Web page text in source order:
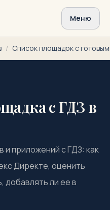
Меню
/ Список площадок с
с ГДЗ в
и приложений с ГДЗ: как
Директе, оценить
добавлять ли ее в